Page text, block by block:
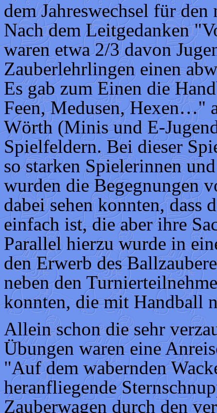
dem Jahreswechsel für
Nach dem Leitgedanken
waren etwa 2/3 davon
Zauberlehrlingen einen
Es gab zum Einen die
Feen, Medusen, Hexen…"
Wörth (Minis und E-
Spielfeldern. Bei dieser
so starken Spielerinnen
wurden die Begegnungen
dabei sehen konnten, dass
einfach ist, die aber ihre
Parallel hierzu wurde in
den Erwerb des
neben den
konnten, die mit Handball
Allein schon die sehr
Übungen waren eine
"Auf dem wabernden
heranfliegende
Zauberwagen durch den